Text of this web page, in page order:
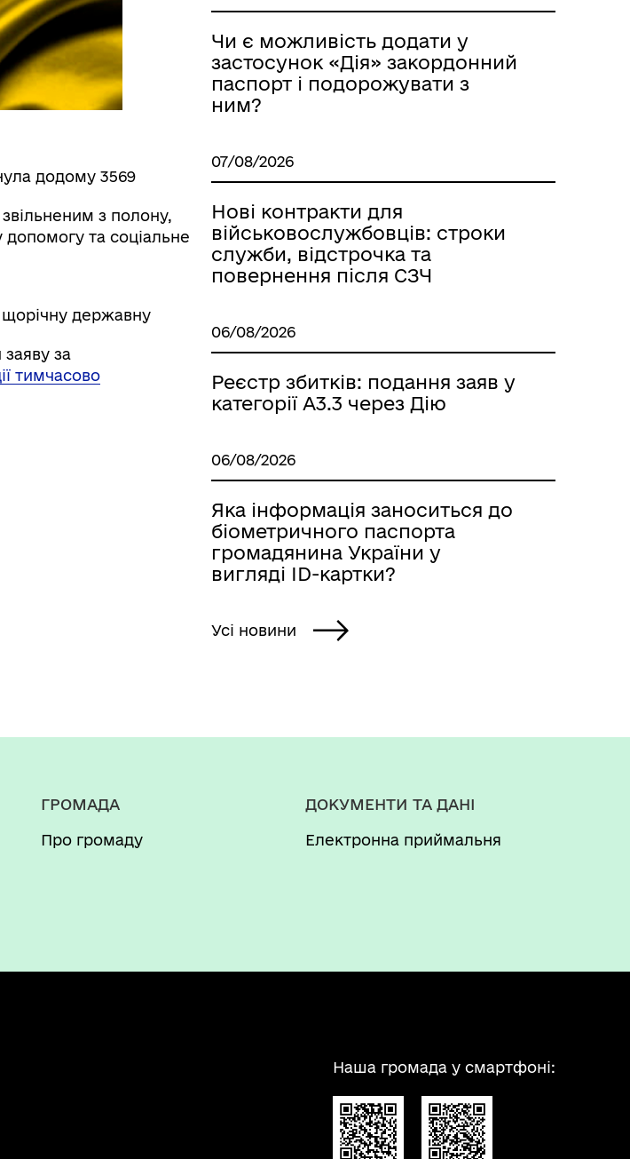
додому 3569
з полону,
допомогу та соціальне
щорічну державну
за
тимчасово
Чи є можливість додати у
застосунок «Дія» закордонний
паспорт і подорожувати з
ним?
07/08/2026
Нові контракти для
військовослужбовців: строки
служби, відстрочка та
повернення після СЗЧ
06/08/2026
Реєстр збитків: подання заяв у
категорії А3.3 через Дію
06/08/2026
Яка інформація заноситься до
біометричного паспорта
громадянина України у
вигляді ID-картки?
Усі новини
ГРОМАДА
Про громаду
ДОКУМЕНТИ ТА ДАНІ
Електронна приймальня
Наша громада у смартфоні: